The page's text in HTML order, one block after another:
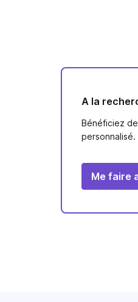
A la
Bénéficiez
personnalisé.
Me faire